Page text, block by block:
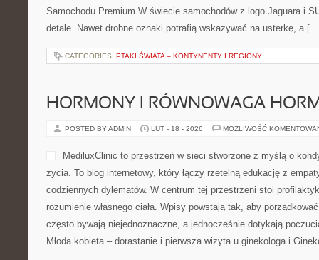
Samochodu Premium W świecie samochodów z logo Jaguara i
detale. Nawet drobne oznaki potrafią wskazywać na usterkę, a
CATEGORIES: PTAKI ŚWIATA – KONTYNENTY I REGIONY
HORMONY I RÓWNOWAGA
POSTED BY ADMIN LUT - 18 - 2026 MOŻLIWOŚĆ
MediluxClinic to przestrzeń w sieci stworzone z myślą o
życia. To blog internetowy, który łączy rzetelną edukację z
codziennych dylematów. W centrum tej przestrzeni stoi
rozumienie własnego ciała. Wpisy powstają tak, aby
często bywają niejednoznaczne, a jednocześnie dotykają
Młoda kobieta – dorastanie i pierwsza wizyta u ginekologa i